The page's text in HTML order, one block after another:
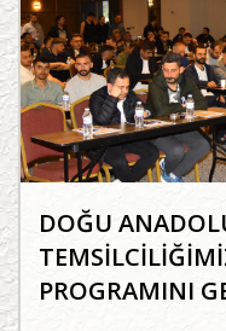
DOĞU
PROGRAMINI